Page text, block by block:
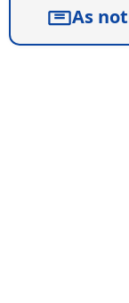
As